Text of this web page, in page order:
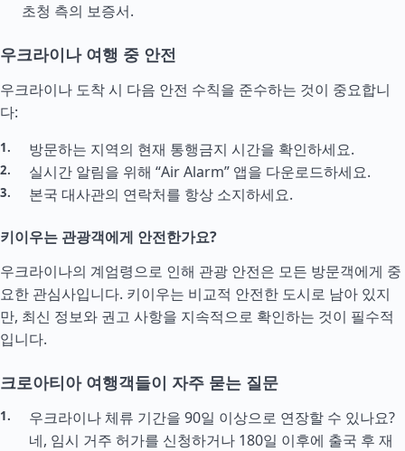
초청 측의 보증서.
우크라이나 여행 중 안전
우크라이나 도착 시 다음 안전 수칙을 준수하는 것이 중요합니
다:
방문하는 지역의 현재 통행금지 시간을 확인하세요.
실시간 알림을 위해 “Air Alarm” 앱을 다운로드하세요.
본국 대사관의 연락처를 항상 소지하세요.
키이우는 관광객에게 안전한가요?
우크라이나의 계엄령으로 인해 관광 안전은 모든 방문객에게 중
요한 관심사입니다. 키이우는 비교적 안전한 도시로 남아 있지
만, 최신 정보와 권고 사항을 지속적으로 확인하는 것이 필수적
입니다.
크로아티아 여행객들이 자주 묻는 질문
우크라이나 체류 기간을 90일 이상으로 연장할 수 있나요?
네, 임시 거주 허가를 신청하거나 180일 이후에 출국 후 재